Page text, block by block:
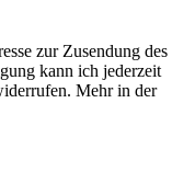
zur Zusendung des
kann ich jederzeit
Mehr in der